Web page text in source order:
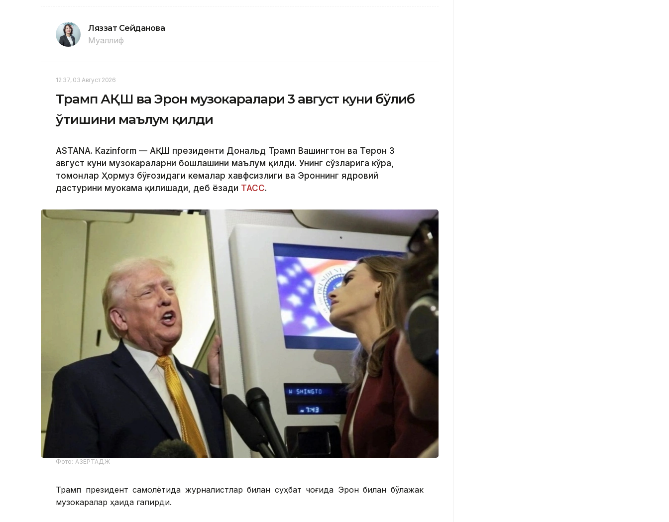
Ляззат Сейданова
Муаллиф
12:37, 03 Август 2026
Трамп АҚШ ва Эрон музокаралари 3 август куни бўлиб
ўтишини маълум қилди
ASTANА. Кazinform — АҚШ президенти Дональд Трамп Вашингтон ва Теҳрон 3
август куни музокараларни бошлашини маълум қилди. Унинг сўзларига кўра,
томонлар Ҳормуз бўғозидаги кемалар хавфсизлиги ва Эроннинг ядровий
дастурини муҳокама қилишади, деб ёзади ТАСС.
Фото: АЗЕРТАДЖ
Трамп президент самолётида журналистлар билан суҳбат чоғида Эрон билан бўлажак
музокаралар ҳақида гапирди.